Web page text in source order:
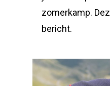
zomerkamp.
bericht.